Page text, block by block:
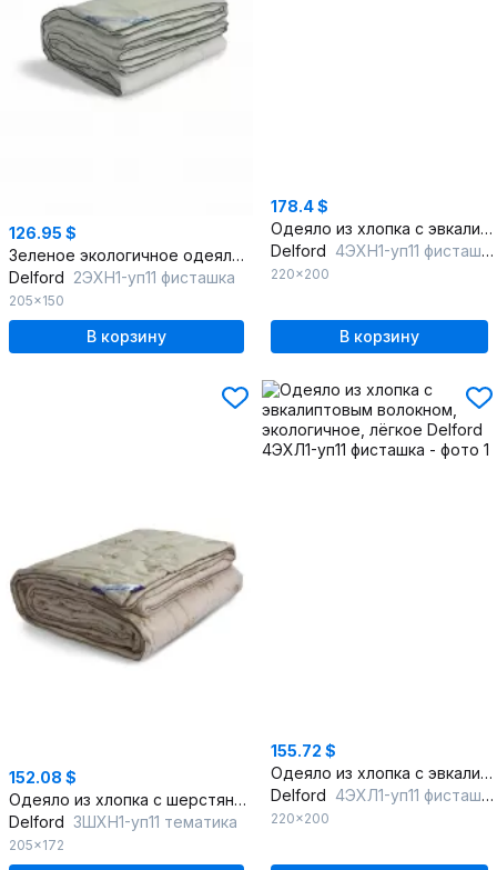
126.95 $
Зеленое экологичное одеяло с эвкалиптовым волокном
Delford 2ЭХН1-уп11 фисташка
205x150
В корзину
178.4 $
Одеяло из хлопка с эвкалиптовым волокном, экологичное, круглогодичное
Delford 4ЭХН1-уп11 фисташка
220x200
В корзину
152.08 $
Одеяло из хлопка с шерстяным наполнителем, бежевое, круглогодичное
Delford 3ШХН1-уп11 тематика
205x172
155.72 $
Одеяло из хлопка с эвкалиптовым волокном, экологичное, лёгкое
Delford 4ЭХЛ1-уп11 фисташка
220x200